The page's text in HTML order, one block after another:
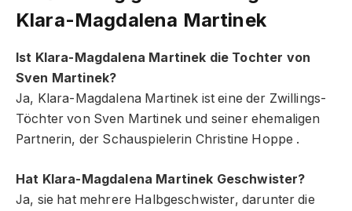
Klara-Magdalena Martinek
Ist Klara-Magdalena Martinek die Tochter von
Sven Martinek?
Ja, Klara-Magdalena Martinek ist eine der Zwillings-
Töchter von Sven Martinek und seiner ehemaligen
Partnerin, der Schauspielerin Christine Hoppe .
Hat Klara-Magdalena Martinek Geschwister?
Ja, sie hat mehrere Halbgeschwister, darunter die